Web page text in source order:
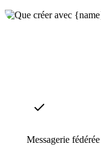
Messagerie fédérée